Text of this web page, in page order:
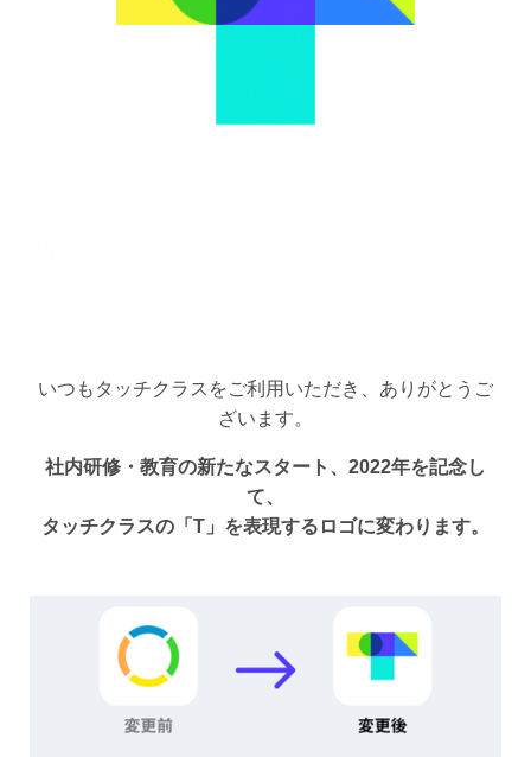
いつもタッチクラスをご利用いただき、ありがとうご
ざいます。
社内研修・教育の新たなスタート、2022年を記念し
て、
タッチクラスの「T」を表現するロゴに変わります。